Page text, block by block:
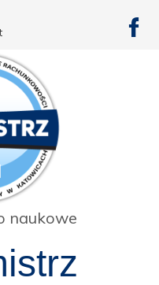
naukowe